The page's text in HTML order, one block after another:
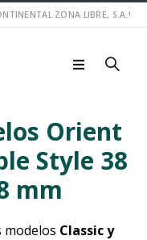
ZONA LIBRE, S.A.!
Orient
Style 38
mm
Classic y